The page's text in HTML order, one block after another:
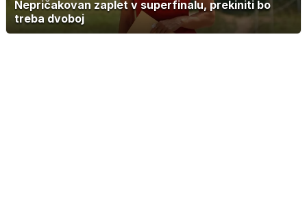
Nepričakovan zaplet v superfinalu, prekiniti bo
treba dvoboj